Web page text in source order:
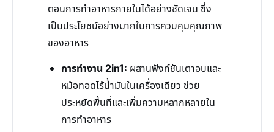
ตอนการทำอาหารภายในได้อย่างชัดเจน ซึ่ง
เป็นประโยชน์อย่างมากในการควบคุมคุณภาพ
ของอาหาร
การทำงาน 2in1: ผสานฟังก์ชันเตาอบและ
หม้อทอดไร้น้ำมันในเครื่องเดียว ช่วย
ประหยัดพื้นที่และเพิ่มความหลากหลายใน
การทำอาหาร